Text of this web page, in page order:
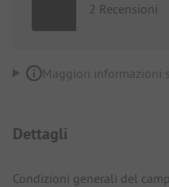
2 Recensioni
Maggiori informazioni
Dettagli
Condizioni generali del